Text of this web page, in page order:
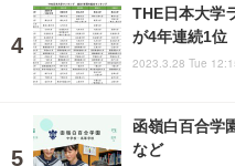
THE日本大学
が4年連続1位
2023.3.28 Tue
函嶺白百合学
など